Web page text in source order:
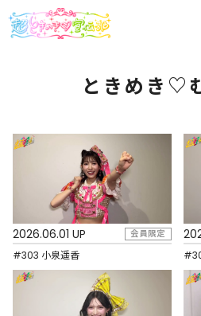
ときめき♡
2026.06.01 UP 会員限定
#303 小泉遥香